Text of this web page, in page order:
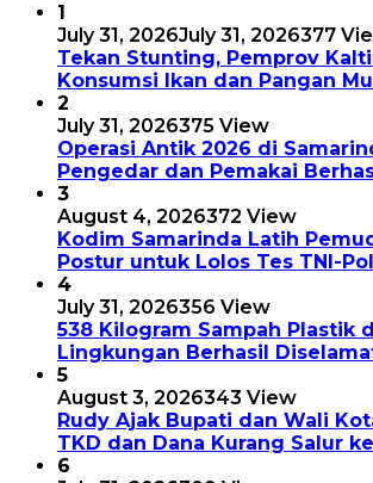
1
July 31, 2026July 31, 2026377
Tekan Stunting, Pemprov
Konsumsi Ikan dan Pangan
2
July 31, 2026375 View
Operasi Antik 2026 di
Pengedar dan Pemakai
3
August 4, 2026372 View
Kodim Samarinda Latih
Postur untuk Lolos Tes TNI-
4
July 31, 2026356 View
538 Kilogram Sampah Plastik
Lingkungan Berhasil
5
August 3, 2026343 View
Rudy Ajak Bupati dan Wali
TKD dan Dana Kurang Salur
6